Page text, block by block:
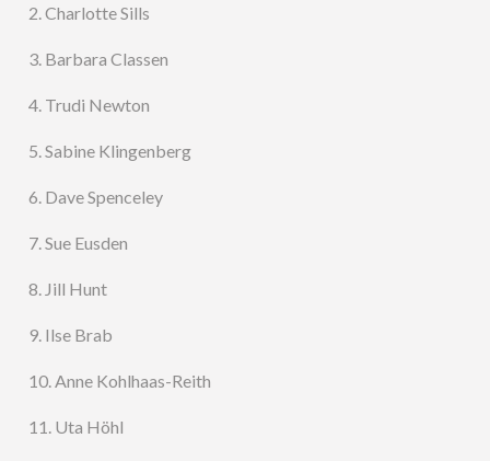
2. Charlotte Sills
3. Barbara Classen
4. Trudi Newton
5. Sabine Klingenberg
6. Dave Spenceley
7. Sue Eusden
8. Jill Hunt
9. Ilse Brab
10. Anne Kohlhaas-Reith
11. Uta Höhl